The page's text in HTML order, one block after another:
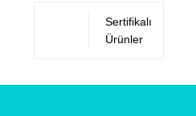
Sertifikalı
Ürünler